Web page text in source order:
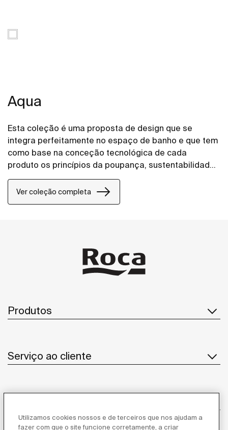
Aqua
Esta coleção é uma proposta de design que se
integra perfeitamente no espaço de banho e que tem
como base na conceção tecnológica de cada
produto os princípios da poupança, sustentabilidade
e integração.
Ver coleção completa
Produtos
Serviço ao cliente
Utilizamos cookies nossos e de terceiros que nos ajudam a
fazer com que o site funcione corretamente, a criar